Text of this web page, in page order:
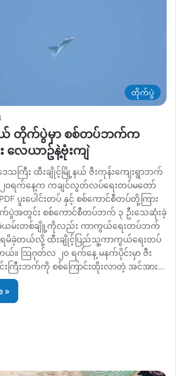
တိုက်ပွဲ
ယ် တိုက်ပွဲမှာ စစ်တပ်ဘက်က
လေယာဥ်နဲ့ဗုံးကျဲ
သကြီး ထီးချိုင့်မြို့နယ် ဇီးကုန်းကျေးရွာဘက်
၀ရက်နေ့က ကချင်လွတ်လပ်ရေးတပ်မတော်
ပူးပေါင်းတပ် နှင့် စစ်ကောင်စီတပ်တို့ကြား
က်ပွဲအတွင်း စစ်ကောင်စီတပ်ဘက် ၃ ဦးသေဆုံးခဲ့
ခဲယမ်းတစ်ချိူ့ကိုလည်း ကာကွယ်ရေးတပ်ဘက်
မိခဲ့တယ်လို့ ထီးချိုင့်ပြည်သူ့ကာကွယ်ရေးတပ်
။ သြဂုတ်လ ၂၀ ရက်နေ့ မနက်ပိုင်းမှာ ဇီး
ကြီးဘက်ကို စစ်ကြောင်းထိုးလာတဲ့ အင်အား…
»